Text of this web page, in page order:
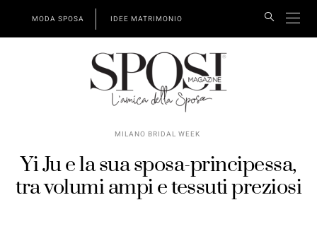
MODA SPOSA IDEE MATRIMONIO
MILANO BRIDAL WEEK
Yi Ju e la sua sposa-principessa,
tra volumi ampi e tessuti preziosi